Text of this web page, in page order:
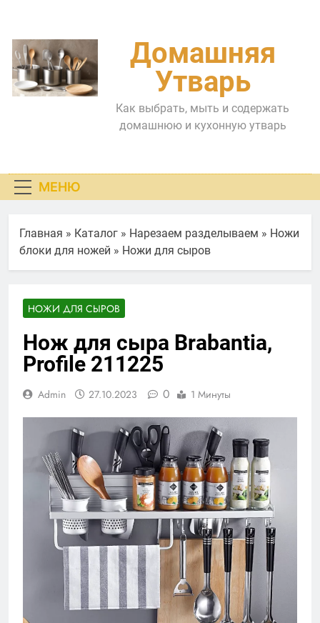
содержимому
Домашняя
Утварь
Как выбрать, мыть и содержать
домашнюю и кухонную утварь
МЕНЮ
Главная » Каталог » Нарезаем разделываем » Ножи
блоки для ножей » Ножи для сыров
НОЖИ ДЛЯ СЫРОВ
Нож для сыра Brabantia,
Profile 211225
Admin 27.10.2023 0 1 Минуты